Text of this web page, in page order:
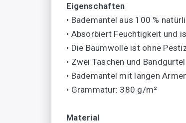
Eigenschaften
• Bademantel aus 100 %
• Absorbiert Feuchtigkeit und
• Die Baumwolle ist ohne
• Zwei Taschen und
• Bademantel mit langen
• Grammatur: 380 g/m²
Material